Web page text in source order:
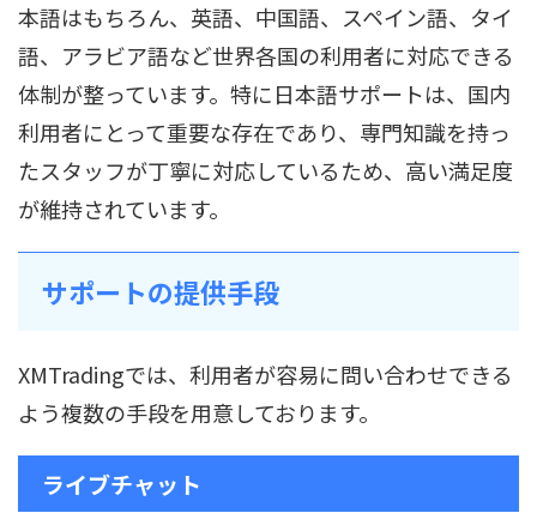
本語はもちろん、英語、中国語、スペイン語、タイ
語、アラビア語など世界各国の利用者に対応できる
体制が整っています。特に日本語サポートは、国内
利用者にとって重要な存在であり、専門知識を持っ
たスタッフが丁寧に対応しているため、高い満足度
が維持されています。
サポートの提供手段
XMTradingでは、利用者が容易に問い合わせできる
よう複数の手段を用意しております。
ライブチャット